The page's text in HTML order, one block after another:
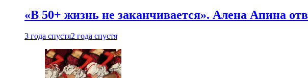
«В 50+ жизнь не заканчивается». Алена Апина
3 года спустя2 года спустя